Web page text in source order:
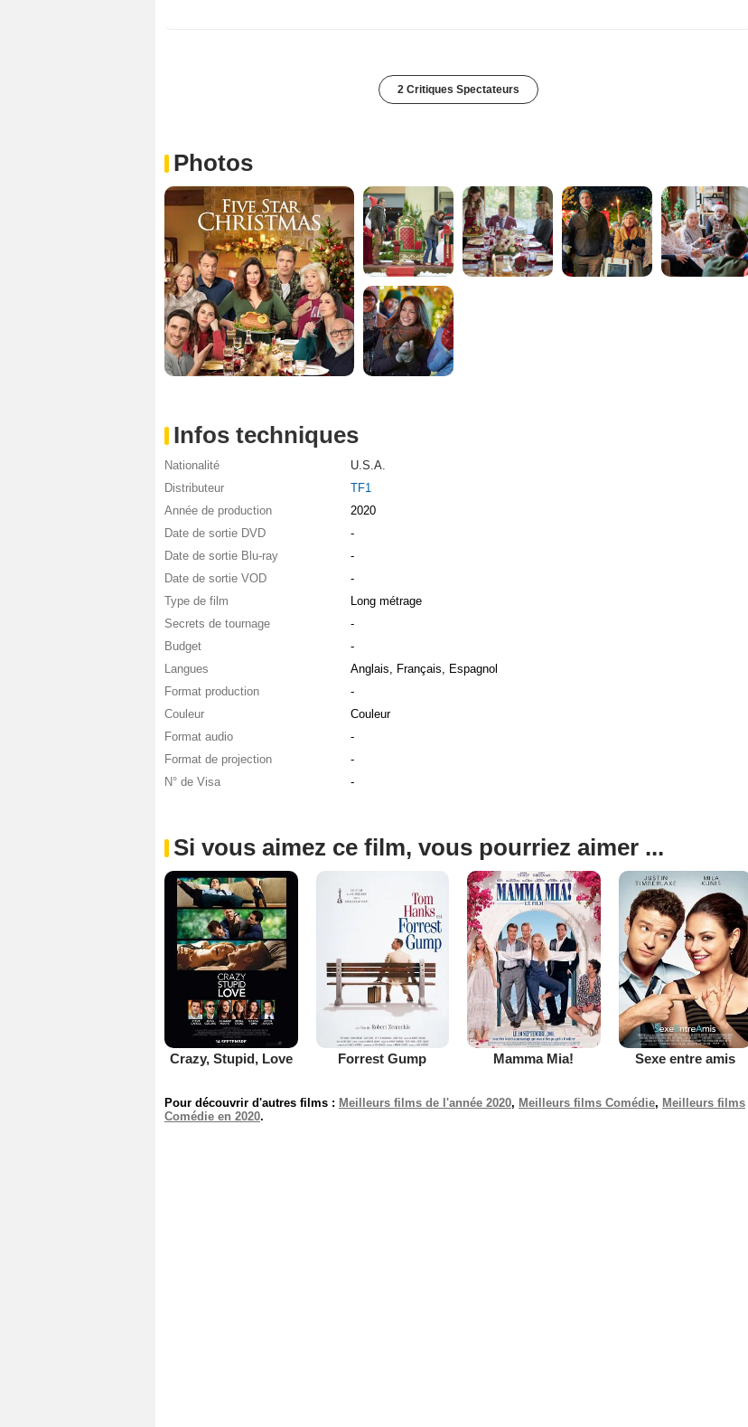
2 Critiques Spectateurs
Photos
Infos techniques
Nationalité
U.S.A.
Distributeur
TF1
Année de production
2020
Date de sortie DVD
-
Date de sortie Blu-ray
-
Date de sortie VOD
-
Type de film
Long métrage
Secrets de tournage
-
Budget
-
Langues
Anglais, Français, Espagnol
Format production
-
Couleur
Couleur
Format audio
-
Format de projection
-
N° de Visa
-
Si vous aimez ce film, vous pourriez aimer ...
Crazy, Stupid, Love Forrest Gump Mamma Mia! Sexe entre amis
Pour découvrir d'autres films : Meilleurs films de l'année 2020, Meilleurs films Comédie, Meilleurs films
Comédie en 2020.